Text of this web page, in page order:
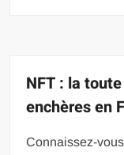
NFT : la
enchères en
Connaissez-